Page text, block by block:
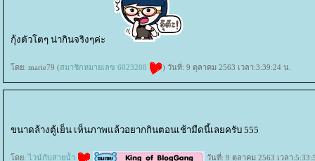
กุ้งตัวโตๆ น่ากินจริงๆค่ะ
ดย: marie79 (สมาชิกหมายเลข 6023208 ) วันที่: 9 ตุลาคม 2563 เวลา:3:39:24 น.
ขนาดล้างตู้เย็น เห็นภาพแล้วอยากกินตอนเช้ามืดนี้เลยครับ 555
ดย:ไวน์กับสายน้ำ วันที่: 9 ตุลาคม 2563 เวลา